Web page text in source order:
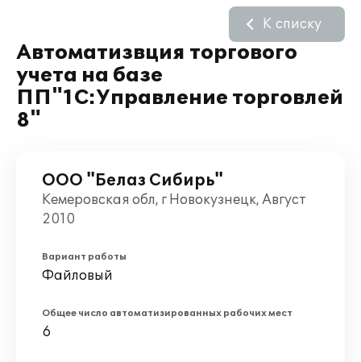
Автоматизвция торгового
учета на базе
ПП"1С:Управление торговлей
8"
К списку
ООО "Белаз Сибирь"
Кемеровская обл, г Новокузнецк, Август
2010
Вариант работы
Файловый
Общее число автоматизированных рабочих мест
6